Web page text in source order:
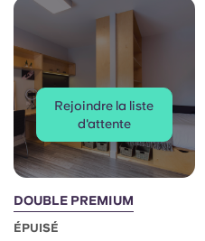
Rejoindre la liste
d'attente
DOUBLE PREMIUM
ÉPUISÉ